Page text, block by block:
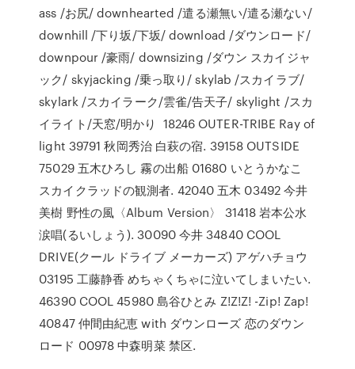
ass /お尻/ downhearted /遣る瀬無い/遣る瀬ない/
downhill /下り坂/下坂/ download /ダウンロード/
downpour /豪雨/ downsizing /ダウン スカイジャ
ック/ skyjacking /乗っ取り/ skylab /スカイラブ/
skylark /スカイラーク/雲雀/告天子/ skylight /スカ
イライト/天窓/明かり 18246 OUTER-TRIBE Ray of
light 39791 秋岡秀治 白萩の宿. 39158 OUTSIDE
75029 五木ひろし 霧の出船 01680 いとうかなこ
スカイクラッドの観測者. 42040 五木 03492 今井
美樹 野性の風〈Album Version〉 31418 岩本公水
涙唱(るいしょう). 30090 今井 34840 COOL
DRIVE(クール ドライブ メーカーズ) アゲハチョウ
03195 工藤静香 めちゃくちゃに泣いてしまいたい.
46390 COOL 45980 島谷ひとみ Z!Z!Z! -Zip! Zap!
40847 仲間由紀恵 with ダウンローズ 恋のダウン
ロード 00978 中森明菜 禁区.